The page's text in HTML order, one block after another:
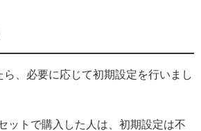
ら、必要に応じて初期設定を行いまし
ットで購入した人は、初期設定は不